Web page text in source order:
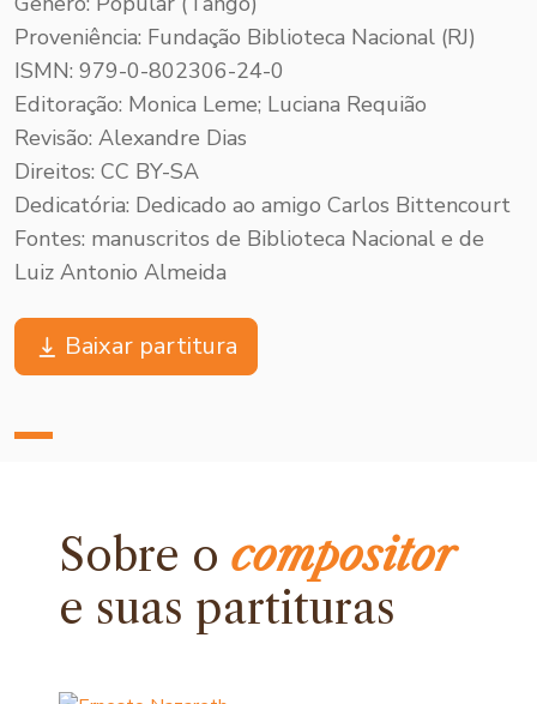
Proveniência: Fundação Biblioteca Nacional (RJ)
ISMN: 979-0-802306-24-0
Editoração: Monica Leme; Luciana Requião
Revisão: Alexandre Dias
Direitos: CC BY-SA
Dedicatória: Dedicado ao amigo Carlos Bittencourt
Fontes: manuscritos de Biblioteca Nacional e de
Luiz Antonio Almeida
Baixar partitura
Sobre ocompositor
e suas partituras